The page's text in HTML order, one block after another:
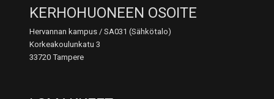
KERHOHUONEEN OSOITE
Hervannan kampus / SA031 (Sähkötalo)
Korkeakoulunkatu 3
33720 Tampere